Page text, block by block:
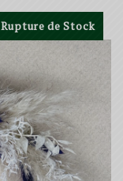
Rupture de Stock